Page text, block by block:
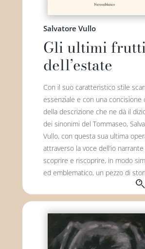
Salvatore Vullo
Gli ultimi frutti
dell’estate
Con il suo caratteristico stile
essenziale e con una concisione
della descrizione che ne dà il
dei sinonimi del Tommaseo,
Vullo, con questa sua ultima
attraverso la voce dell’io
scoprire e riscoprire, in modo
ed emblematico, un pezzo di